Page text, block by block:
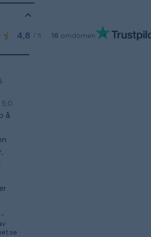
4,8 / 5 16 omdömen
5,0
å